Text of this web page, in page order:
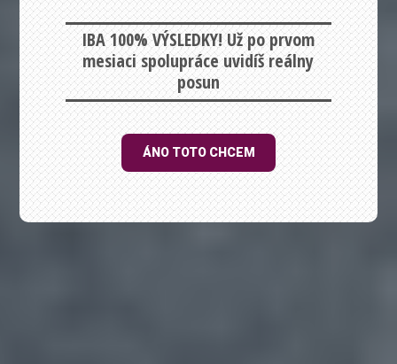
IBA 100% VÝSLEDKY! Už po prvom
mesiaci spolupráce uvidíš reálny
posun
ÁNO TOTO CHCEM